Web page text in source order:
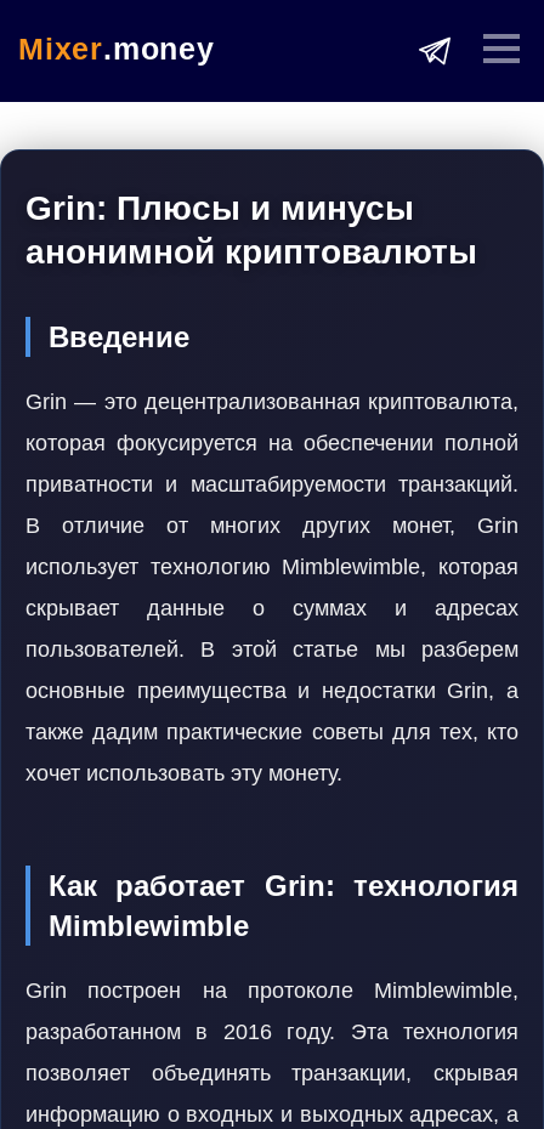
Mixer.money
Grin: Плюсы и минусы
анонимной криптовалюты
Введение
Grin — это децентрализованная криптовалюта,
которая фокусируется на обеспечении полной
приватности и масштабируемости транзакций.
В отличие от многих других монет, Grin
использует технологию Mimblewimble, которая
скрывает данные о суммах и адресах
пользователей. В этой статье мы разберем
основные преимущества и недостатки Grin, а
также дадим практические советы для тех, кто
хочет использовать эту монету.
Как работает Grin: технология
Mimblewimble
Grin построен на протоколе Mimblewimble,
разработанном в 2016 году. Эта технология
позволяет объединять транзакции, скрывая
информацию о входных и выходных адресах, а